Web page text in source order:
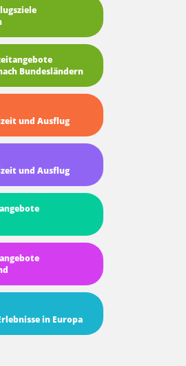
Bundesländern
und Ausflug
und Ausflug
in Europa